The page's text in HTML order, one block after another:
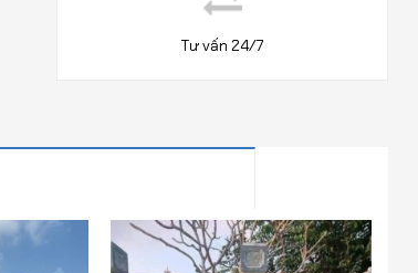
Tư vấn 24/7